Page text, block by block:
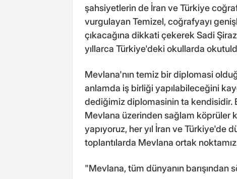
şahsiyetlerin de İran ve Türkiye
vurgulayan Temizel, coğrafyayı
çıkacağına dikkati çekerek Sadi
yıllarca Türkiye'deki okullarda
Mevlana'nın temiz bir diplomasi
anlamda iş birliği yapılabileceğini
dediğimiz diplomasinin ta kendisidir.
Mevlana üzerinden sağlam köprüler
yapıyoruz, her yıl İran ve Türkiye'de
toplantılarda Mevlana ortak
"Mevlana, tüm dünyanın barışından